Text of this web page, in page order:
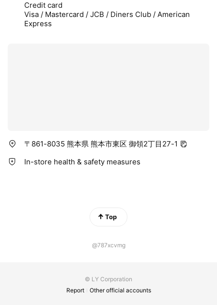
Credit card
Visa / Mastercard / JCB / Diners Club / American
Express
〒861-8035 熊本県 熊本市東区 御領2丁目27-1
In-store health & safety measures
Top
@787xcvmg
© LY Corporation
Report
Other official accounts